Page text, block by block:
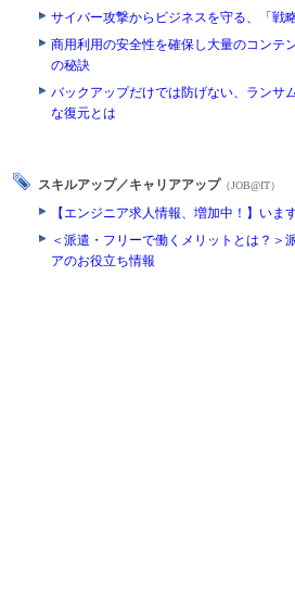
サイバー攻撃からビジネスを守る、「戦
商用利用の安全性を確保し大量のコンテ
の秘訣
バックアップだけでは防げない、ランサ
な復元とは
スキルアップ／キャリアアップ （JOB@IT）
【エンジニア求人情報、増加中！】いま
＜派遣・フリーで働くメリットとは？＞
アのお役立ち情報